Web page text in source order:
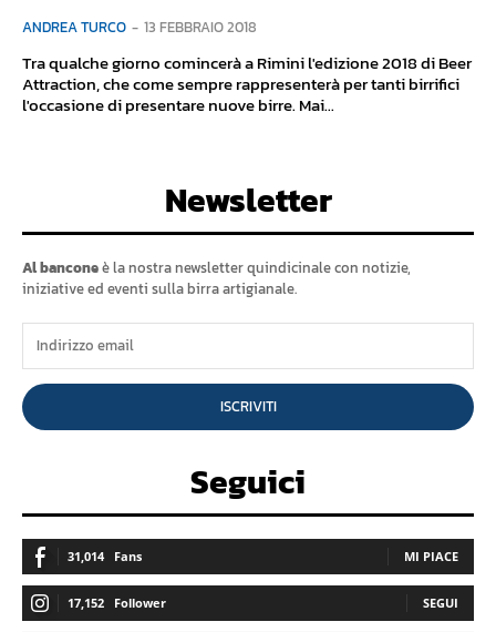
ANDREA TURCO - 13 FEBBRAIO 2018
Tra qualche giorno comincerà a Rimini l'edizione 2018 di Beer
Attraction, che come sempre rappresenterà per tanti birrifici
l'occasione di presentare nuove birre. Mai...
Newsletter
Al banconeè la nostra newsletter quindicinale con notizie,
iniziative ed eventi sulla birra artigianale.
ISCRIVITI
Seguici
31,014 Fans MI PIACE
17,152 Follower SEGUI